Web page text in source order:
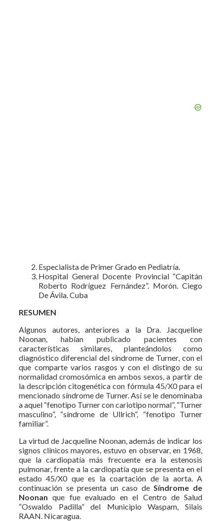
Especialista de Primer Grado en Pediatría.
Hospital General Docente Provincial “Capitán
Roberto Rodríguez Fernández”. Morón. Ciego
De Ávila. Cuba
RESUMEN
Algunos autores, anteriores a la Dra. Jacqueline
Noonan, habían publicado pacientes con
características similares, planteándolos como
diagnóstico diferencial del síndrome de Turner, con el
que comparte varios rasgos y con el distingo de su
normalidad cromosómica en ambos sexos, a partir de
la descripción citogenética con fórmula 45/X0 para el
mencionado síndrome de Turner. Así se le denominaba
a aquel “fenotipo Turner con cariotipo normal”, “Turner
masculino”, “síndrome de Ullrich”, “fenotipo Turner
familiar”.
La virtud de Jacqueline Noonan, además de indicar los
signos clínicos mayores, estuvo en observar, en 1968,
que la cardiopatía más frecuente era la estenosis
pulmonar, frente a la cardiopatía que se presenta en el
estado 45/X0 que es la coartación de la aorta. A
continuación se presenta un caso de Síndrome de
Noonan que fue evaluado en el Centro de Salud
“Oswaldo Padilla” del Municipio Waspam, Silais
RAAN. Nicaragua.